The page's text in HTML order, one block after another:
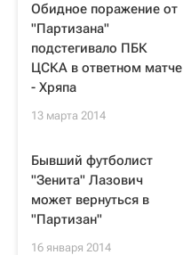
Обидное поражение от
"Партизана"
подстегивало ПБК
ЦСКА в ответном матче
- Хряпа
13 марта 2014
Бывший футболист
"Зенита" Лазович
может вернуться в
"Партизан"
16 января 2014